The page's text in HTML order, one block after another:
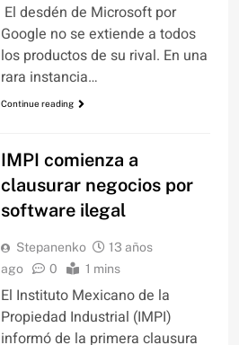
El desdén de Microsoft por
Google no se extiende a todos
los productos de su rival. En una
rara instancia…
Continue reading
IMPI comienza a
clausurar negocios por
software ilegal
Stepanenko
13 años
ago
0 1 mins
El Instituto Mexicano de la
Propiedad Industrial (IMPI)
informó de la primera clausura